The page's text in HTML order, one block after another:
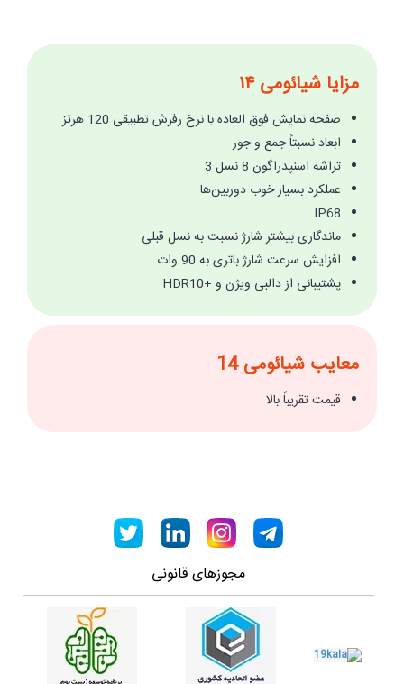
مزایا شیائومی ۱۴
صفحه نمایش فوق العاده با نرخ رفرش تطبیقی 120 هرتز
ابعاد نسبتاً جمع و جور
تراشه اسنپدراگون 8 نسل 3
عملکرد بسیار خوب دوربین‌ها
IP68
ماندگاری بیشتر شارژ نسبت به نسل قبلی
افزایش سرعت شارژ باتری به 90 وات
پشتیبانی از دالبی ویژن و +HDR10
معایب شیائومی 14
قیمت تقریباً بالا
مجوزهای قانونی